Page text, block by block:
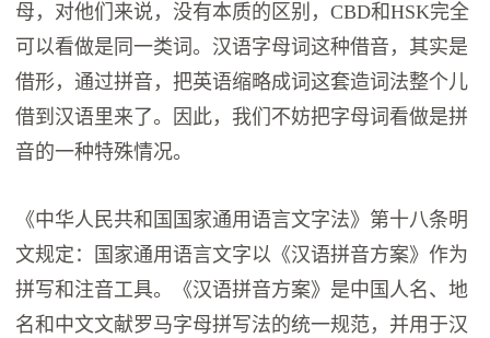
母，对他们来说，没有本质的区别，CBD和HSK完全
可以看做是同一类词。汉语字母词这种借音，其实是
借形，通过拼音，把英语缩略成词这套造词法整个儿
借到汉语里来了。因此，我们不妨把字母词看做是拼
音的一种特殊情况。
《中华人民共和国国家通用语言文字法》第十八条明
文规定：国家通用语言文字以《汉语拼音方案》作为
拼写和注音工具。《汉语拼音方案》是中国人名、地
名和中文文献罗马字母拼写法的统一规范，并用于汉